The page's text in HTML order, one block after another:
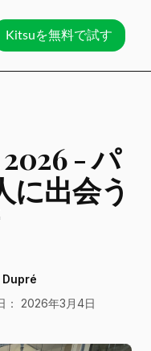
Kitsuを無料で試す
- パ
に出会う
： 2026年3月4日